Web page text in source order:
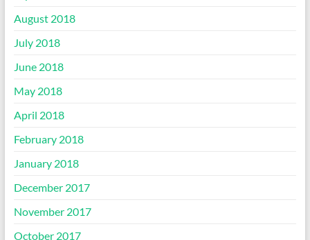
August 2018
July 2018
June 2018
May 2018
April 2018
February 2018
January 2018
December 2017
November 2017
October 2017